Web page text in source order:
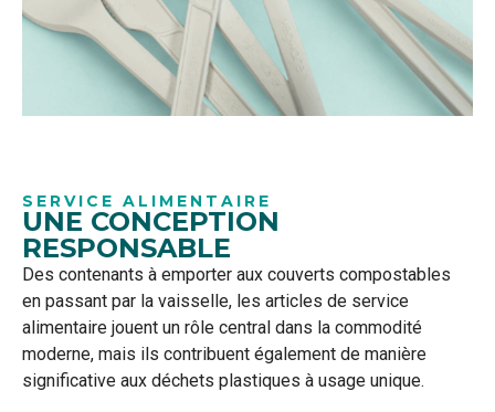
SERVICE ALIMENTAIRE
UNE CONCEPTION
RESPONSABLE
Des contenants à emporter aux couverts compostables
en passant par la vaisselle, les articles de service
alimentaire jouent un rôle central dans la commodité
moderne, mais ils contribuent également de manière
significative aux déchets plastiques à usage unique.